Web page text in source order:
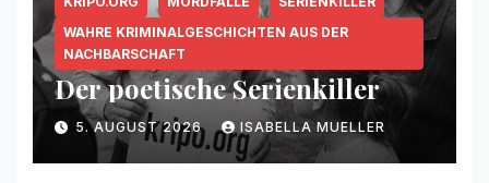
WAHRE KRIMINALGESCHICHTEN AUS DER
NACHBARSCHAFT
Der poetische Serienkiller
5. AUGUST 2026 ISABELLA MUELLER